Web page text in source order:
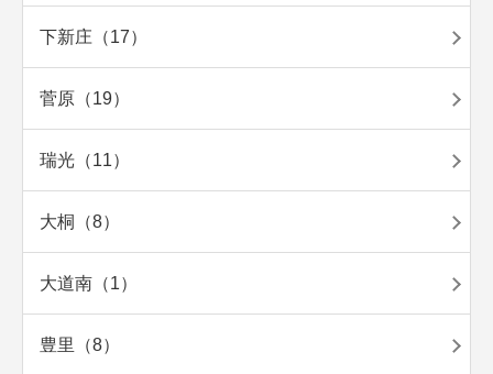
下新庄（17）
菅原（19）
瑞光（11）
大桐（8）
大道南（1）
豊里（8）